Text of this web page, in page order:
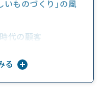
いものづくり」の風
代の顧客
うな菓子作り
る